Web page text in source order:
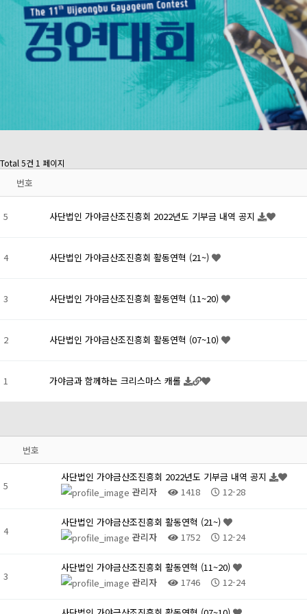
Total 5건 1 페이지
번호
5 사단법인 가야금산조진흥회 2022년도 기부금 내역 공지
4 사단법인 가야금산조진흥회 활동연혁 (21~)
3 사단법인 가야금산조진흥회 활동연혁 (11~20)
2 사단법인 가야금산조진흥회 활동연혁 (07~10)
1 가야금과 함께하는 크리스마스 캐롤
번호
5
사단법인 가야금산조진흥회 2022년도 기부금 내역 공지
관리자
1418 12-28
4
사단법인 가야금산조진흥회 활동연혁 (21~)
관리자
1752 12-24
3
사단법인 가야금산조진흥회 활동연혁 (11~20)
관리자
1746 12-24